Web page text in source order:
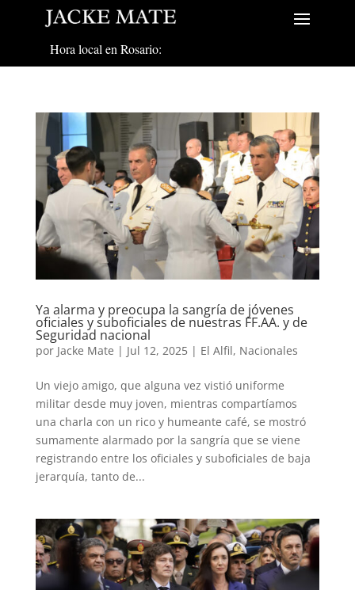
Hora local en Rosario:
Ya alarma y preocupa la sangría de jóvenes
oficiales y suboficiales de nuestras FF.AA. y de
Seguridad nacional
por Jacke Mate | Jul 12, 2025| El Alfil, Nacionales
Un viejo amigo, que alguna vez vistió uniforme
militar desde muy joven, mientras compartíamos
una charla con un rico y humeante café, se mostró
sumamente alarmado por la sangría que se viene
registrando entre los oficiales y suboficiales de baja
jerarquía, tanto de...